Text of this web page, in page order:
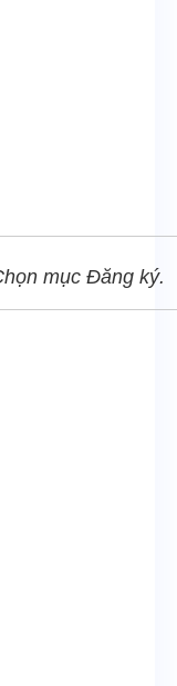
mục Đăng ký.